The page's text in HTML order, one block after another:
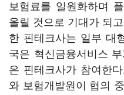
보험료를 일원화하며
올릴 것으로 기대가 되
한 핀테크사는 일부 대
국은 혁신금융서비스
은 핀테크사가 참여한
와 보험개발원이 협의